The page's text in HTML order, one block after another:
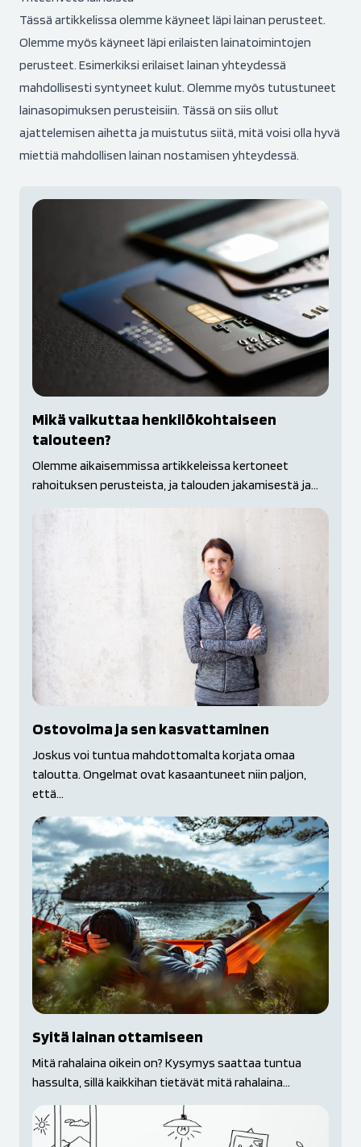
Tässä artikkelissa olemme käyneet läpi lainan perusteet.
Olemme myös käyneet läpi erilaisten lainatoimintojen
perusteet. Esimerkiksi erilaiset lainan yhteydessä
mahdollisesti syntyneet kulut. Olemme myös tutustuneet
lainasopimuksen perusteisiin. Tässä on siis ollut
ajattelemisen aihetta ja muistutus siitä, mitä voisi olla hyvä
miettiä mahdollisen lainan nostamisen yhteydessä.
Mikä vaikuttaa henkilökohtaiseen
talouteen?
Olemme aikaisemmissa artikkeleissa kertoneet
rahoituksen perusteista, ja talouden jakamisestä ja...
Ostovoima ja sen kasvattaminen
Joskus voi tuntua mahdottomalta korjata omaa
taloutta. Ongelmat ovat kasaantuneet niin paljon,
että...
Syitä lainan ottamiseen
Mitä rahalaina oikein on? Kysymys saattaa tuntua
hassulta, sillä kaikkihan tietävät mitä rahalaina...